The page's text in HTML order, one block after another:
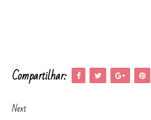
Compartilhar:
Next